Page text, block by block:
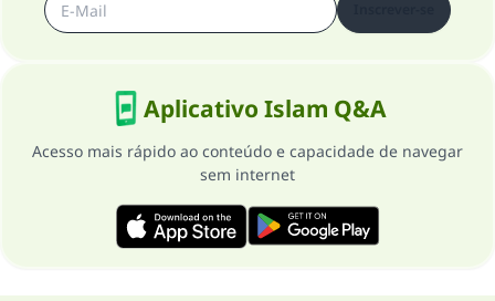
Aplicativo Islam Q&A
Acesso mais rápido ao conteúdo e capacidade de navegar
sem internet